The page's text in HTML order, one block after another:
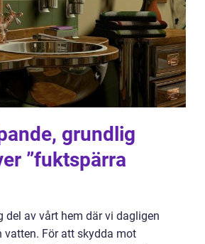
grundlig
”fuktspärra
del av vårt hem där vi dagligen
För att skydda mot